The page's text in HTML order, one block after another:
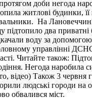
доби негода
житлові будинки, її
На
підтопило два приватні
воду за
управлінні
Читайте також:
Негода наробила
відео) Також 3 червня
людські городи на
обвалився міст.